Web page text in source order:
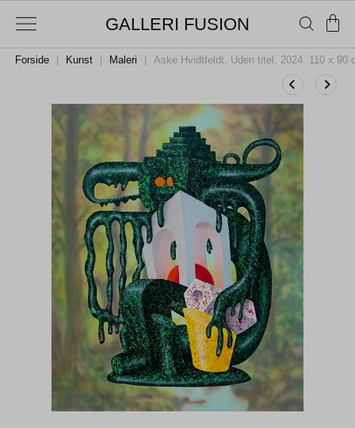
GALLERI FUSION
Forside Kunst Maleri Aske Hvidtfeldt. Uden titel, 2024. 110 x 90